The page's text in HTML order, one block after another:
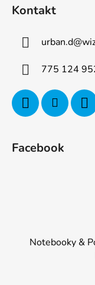
Kontakt
urban.d@
775 124
Facebook
Notebooky &